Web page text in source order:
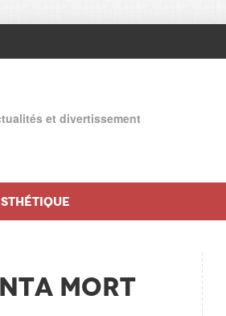
et divertissement
mort